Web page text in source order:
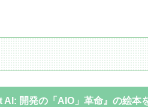
AI: 開発の「AIO」革命』の絵本